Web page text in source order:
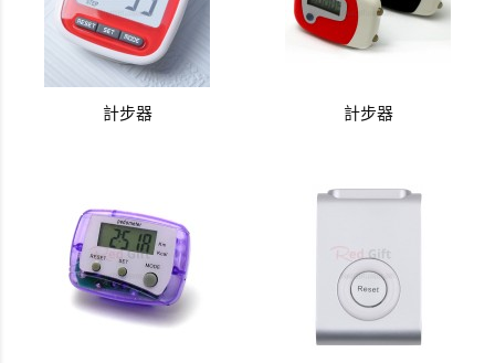
計步器 計步器